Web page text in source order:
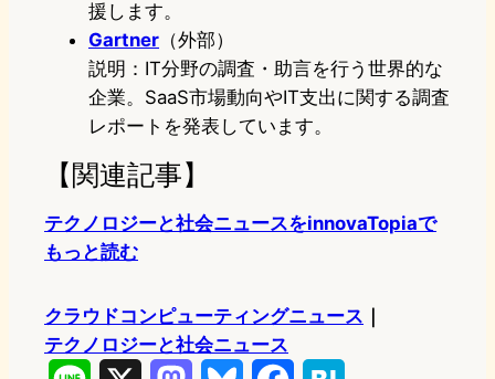
援します。
Gartner （外部）
説明：IT分野の調査・助言を行う世界的な
企業。SaaS市場動向やIT支出に関する調査
レポートを発表しています。
【関連記事】
テクノロジーと社会ニュースをinnovaTopiaで
もっと読む
クラウドコンピューティングニュース
テクノロジーと社会ニュース